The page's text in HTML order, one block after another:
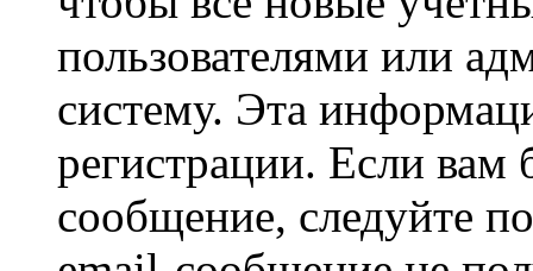
пользователями или
систему. Эта
регистрации. Если
сообщение, следуйте